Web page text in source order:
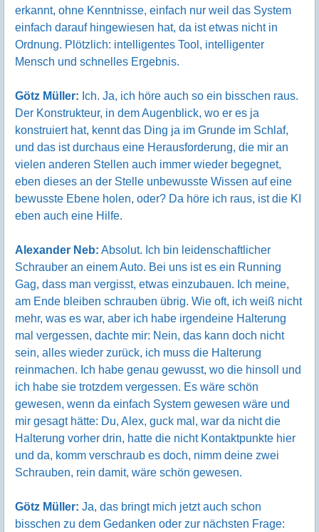
erkannt, ohne Kenntnisse, einfach nur weil das System
einfach darauf hingewiesen hat, da ist etwas nicht in
Ordnung. Plötzlich: intelligentes Tool, intelligenter
Mensch und schnelles Ergebnis.
Götz Müller: Ich. Ja, ich höre auch so ein bisschen raus.
Der Konstrukteur, in dem Augenblick, wo er es ja
konstruiert hat, kennt das Ding ja im Grunde im Schlaf,
und das ist durchaus eine Herausforderung, die mir an
vielen anderen Stellen auch immer wieder begegnet,
eben dieses an der Stelle unbewusste Wissen auf eine
bewusste Ebene holen, oder? Da höre ich raus, ist die KI
eben auch eine Hilfe.
Alexander Neb: Absolut. Ich bin leidenschaftlicher
Schrauber an einem Auto. Bei uns ist es ein Running
Gag, dass man vergisst, etwas einzubauen. Ich meine,
am Ende bleiben schrauben übrig. Wie oft, ich weiß nicht
mehr, was es war, aber ich habe irgendeine Halterung
mal vergessen, dachte mir: Nein, das kann doch nicht
sein, alles wieder zurück, ich muss die Halterung
reinmachen. Ich habe genau gewusst, wo die hinsoll und
ich habe sie trotzdem vergessen. Es wäre schön
gewesen, wenn da einfach System gewesen wäre und
mir gesagt hätte: Du, Alex, guck mal, war da nicht die
Halterung vorher drin, hatte die nicht Kontaktpunkte hier
und da, komm verschraub es doch, nimm deine zwei
Schrauben, rein damit, wäre schön gewesen.
Götz Müller: Ja, das bringt mich jetzt auch schon
bisschen zu dem Gedanken oder zur nächsten Frage: